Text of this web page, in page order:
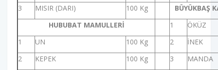
3
MISIR (DARI) 100 Kg
BÜYÜKBAŞ
HUBUBAT MAMULLERİ
1
ÖKÜZ
1
UN 100 Kg 2
İNEK
2
KEPEK 100 Kg 3
MANDA